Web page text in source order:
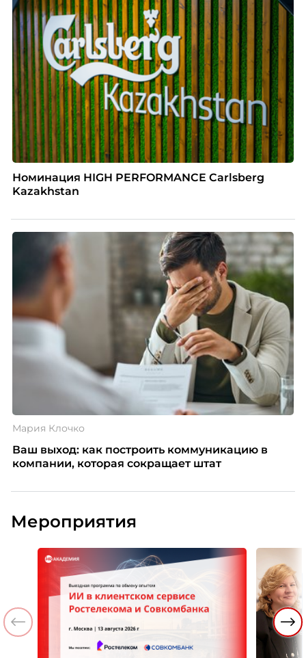
Номинация HIGH PERFORMANCE Carlsberg
Kazakhstan
Мария Клочко
Ваш выход: как построить коммуникацию в
компании, которая сокращает штат
Мероприятия